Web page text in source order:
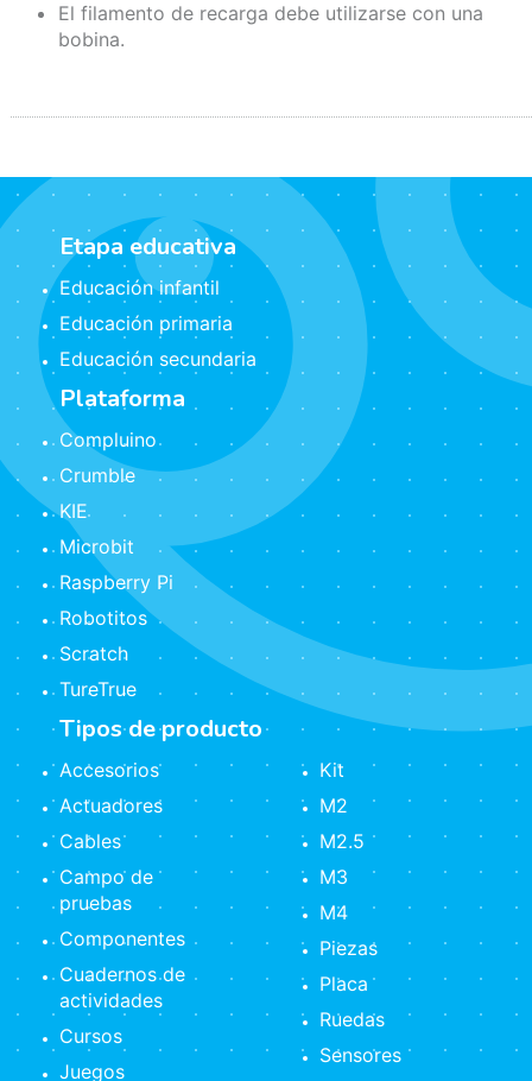
El filamento de recarga debe utilizarse con una
bobina.
Etapa educativa
Educación infantil
Educación primaria
Educación secundaria
Plataforma
Compluino
Crumble
KIE
Microbit
Raspberry Pi
Robotitos
Scratch
TureTrue
Tipos de producto
Accesorios
Actuadores
Cables
Campo de
pruebas
Componentes
Cuadernos de
actividades
Cursos
Juegos
Kit
M2
M2.5
M3
M4
Piezas
Placa
Ruedas
Sensores